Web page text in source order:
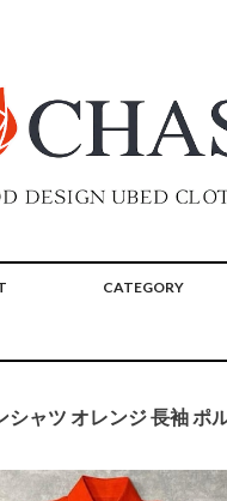
CATEGORY
シャツ オレンジ 長袖 ポ